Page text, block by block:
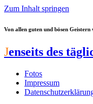
Zum Inhalt springen
Von allen guten und bösen Geistern
Jenseits des
Fotos
Impressum